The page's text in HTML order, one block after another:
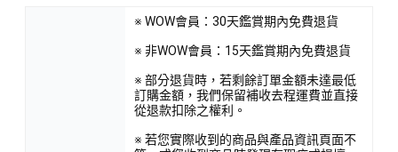
※ WOW會員：30天鑑賞期內免費退貨
※ 非WOW會員：15天鑑賞期內免費退貨
※ 部分退貨時，若剩餘訂單金額未達最低
訂購金額，我們保留補收去程運費並直接
從退款扣除之權利。
※ 若您實際收到的商品與產品資訊頁面不